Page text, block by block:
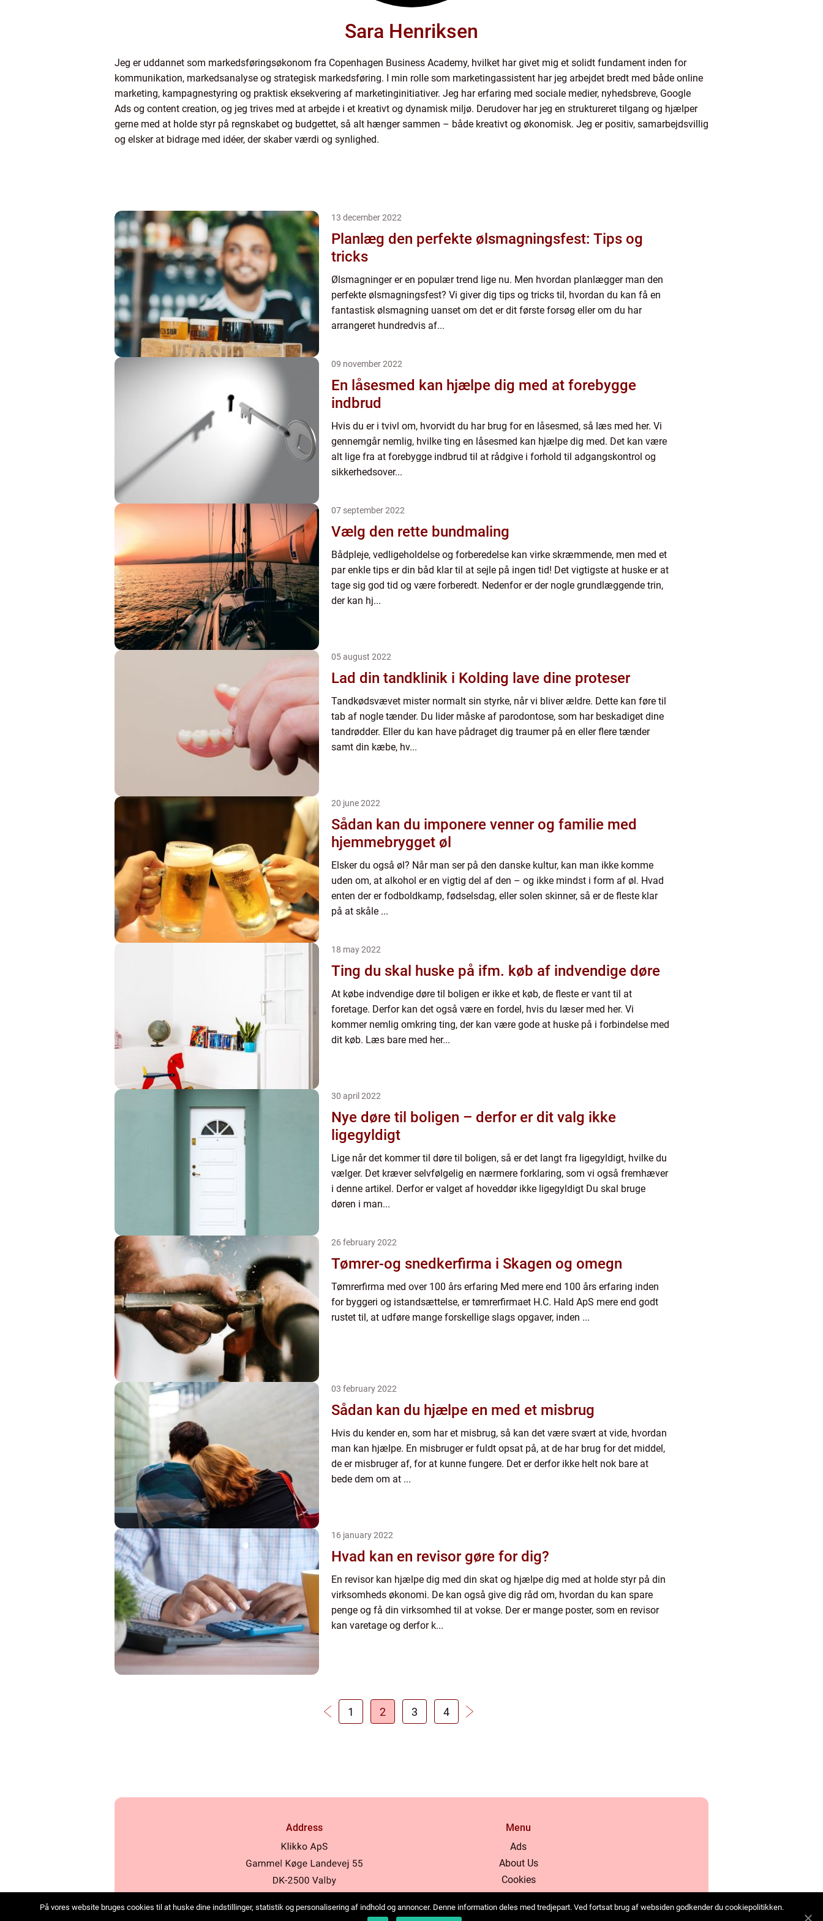
Sara Henriksen
Jeg er uddannet som markedsføringsøkonom fra Copenhagen Business Academy, hvilket har givet mig et solidt fundament inden for
kommunikation, markedsanalyse og strategisk markedsføring. I min rolle som marketingassistent har jeg arbejdet bredt med både online
marketing, kampagnestyring og praktisk eksekvering af marketinginitiativer. Jeg har erfaring med sociale medier, nyhedsbreve, Google
Ads og content creation, og jeg trives med at arbejde i et kreativt og dynamisk miljø. Derudover har jeg en struktureret tilgang og hjælper
gerne med at holde styr på regnskabet og budgettet, så alt hænger sammen – både kreativt og økonomisk. Jeg er positiv, samarbejdsvillig
og elsker at bidrage med idéer, der skaber værdi og synlighed.
13 december 2022
Planlæg den perfekte ølsmagningsfest: Tips og
tricks
Ølsmagninger er en populær trend lige nu. Men hvordan planlægger man den
perfekte ølsmagningsfest? Vi giver dig tips og tricks til, hvordan du kan få en
fantastisk ølsmagning uanset om det er dit første forsøg eller om du har
arrangeret hundredvis af...
09 november 2022
En låsesmed kan hjælpe dig med at forebygge
indbrud
Hvis du er i tvivl om, hvorvidt du har brug for en låsesmed, så læs med her. Vi
gennemgår nemlig, hvilke ting en låsesmed kan hjælpe dig med. Det kan være
alt lige fra at forebygge indbrud til at rådgive i forhold til adgangskontrol og
sikkerhedsover...
07 september 2022
Vælg den rette bundmaling
Bådpleje, vedligeholdelse og forberedelse kan virke skræmmende, men med et
par enkle tips er din båd klar til at sejle på ingen tid! Det vigtigste at huske er at
tage sig god tid og være forberedt. Nedenfor er der nogle grundlæggende trin,
der kan hj...
05 august 2022
Lad din tandklinik i Kolding lave dine proteser
Tandkødsvævet mister normalt sin styrke, når vi bliver ældre. Dette kan føre til
tab af nogle tænder. Du lider måske af parodontose, som har beskadiget dine
tandrødder. Eller du kan have pådraget dig traumer på en eller flere tænder
samt din kæbe, hv...
20 june 2022
Sådan kan du imponere venner og familie med
hjemmebrygget øl
Elsker du også øl? Når man ser på den danske kultur, kan man ikke komme
uden om, at alkohol er en vigtig del af den – og ikke mindst i form af øl. Hvad
enten der er fodboldkamp, fødselsdag, eller solen skinner, så er de fleste klar
på at skåle ...
18 may 2022
Ting du skal huske på ifm. køb af indvendige døre
At købe indvendige døre til boligen er ikke et køb, de fleste er vant til at
foretage. Derfor kan det også være en fordel, hvis du læser med her. Vi
kommer nemlig omkring ting, der kan være gode at huske på i forbindelse med
dit køb. Læs bare med her...
30 april 2022
Nye døre til boligen – derfor er dit valg ikke
ligegyldigt
Lige når det kommer til døre til boligen, så er det langt fra ligegyldigt, hvilke du
vælger. Det kræver selvfølgelig en nærmere forklaring, som vi også fremhæver
i denne artikel. Derfor er valget af hoveddør ikke ligegyldigt Du skal bruge
døren i man...
26 february 2022
Tømrer-og snedkerfirma i Skagen og omegn
Tømrerfirma med over 100 års erfaring Med mere end 100 års erfaring inden
for byggeri og istandsættelse, er tømrerfirmaet H.C. Hald ApS mere end godt
rustet til, at udføre mange forskellige slags opgaver, inden ...
03 february 2022
Sådan kan du hjælpe en med et misbrug
Hvis du kender en, som har et misbrug, så kan det være svært at vide, hvordan
man kan hjælpe. En misbruger er fuldt opsat på, at de har brug for det middel,
de er misbruger af, for at kunne fungere. Det er derfor ikke helt nok bare at
bede dem om at ...
16 january 2022
Hvad kan en revisor gøre for dig?
En revisor kan hjælpe dig med din skat og hjælpe dig med at holde styr på din
virksomheds økonomi. De kan også give dig råd om, hvordan du kan spare
penge og få din virksomhed til at vokse. Der er mange poster, som en revisor
kan varetage og derfor k...
1 2 3 4
Address
web: www.klikko.dk
Menu
Ads
About Us
Cookies
Contact
Sitemap
På vores website bruges cookies til at huske dine indstillinger, statistik og personalisering af indhold og annoncer. Denne information deles med tredjepart. Ved fortsat brug af websiden godkender du cookiepolitikken.